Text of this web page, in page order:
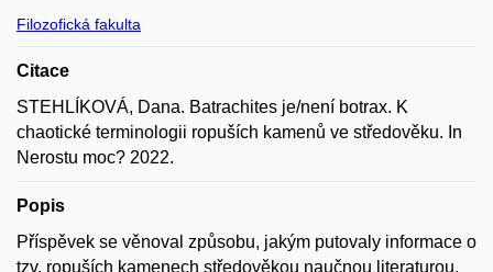
Filozofická fakulta
Citace
STEHLÍKOVÁ, Dana. Batrachites je/není botrax. K
chaotické terminologii ropuších kamenů ve středověku. In
Nerostu moc? 2022.
Popis
Příspěvek se věnoval způsobu, jakým putovaly informace o
tzv. ropuších kamenech středověkou naučnou literaturou.